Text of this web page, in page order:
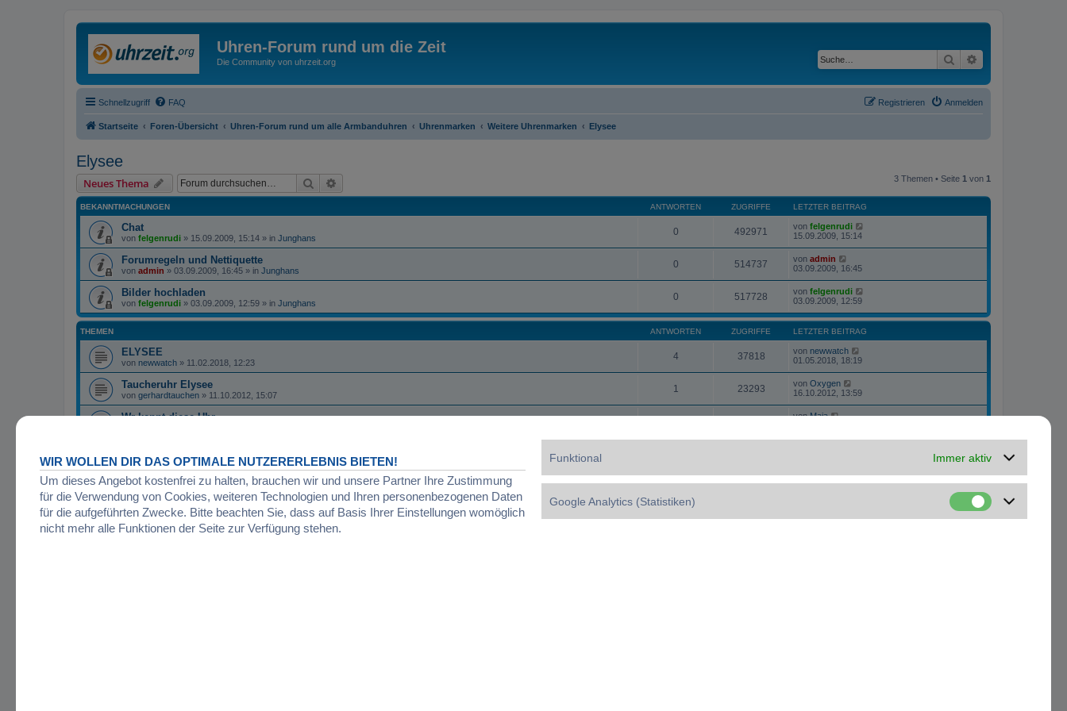
Uhren-Forum rund um die Zeit
Die Community von uhrzeit.org Suche
Schnellzugriff FAQ Anmelden
Registrieren
Startseite Foren-Übersicht Uhren-Forum rund um alle Armbanduhren Uhrenmarken Weitere Uhrenmarken Elysee
Elysee
Neues Thema Suche 3 Themen • Seite 1 von 1
BEKANNTMACHUNGEN ANTWORTEN ZUGRIFFE LETZTER BEITRAG
Chat
von felgenrudi » 15.09.2009, 15:14 » in Junghans
0 492971 von felgenrudi
15.09.2009, 15:14
Forumregeln und Nettiquette
von admin » 03.09.2009, 16:45 » in Junghans
0 514737 von admin
03.09.2009, 16:45
Bilder hochladen
von felgenrudi » 03.09.2009, 12:59 » in Junghans
0 517728 von felgenrudi
03.09.2009, 12:59
THEMEN ANTWORTEN ZUGRIFFE LETZTER BEITRAG
ELYSEE
von newwatch » 11.02.2018, 12:23
4 37818 von newwatch
01.05.2018, 18:19
Taucheruhr Elysee
von gerhardtauchen » 11.10.2012, 15:07
1 23293 von Oxygen
16.10.2012, 13:59
Wr kennt diese Uhr vonMaja
Neues Thema
Zurück zur Foren-Übersicht Gehe zu
BERECHTIGUNGEN IN DIESEM FORUM
Du darfstkeineneuen Themen in diesem Forum erstellen.
WIR WOLLEN DIR DAS OPTIMALE NUTZERERLEBNIS BIETEN!
Um dieses Angebot kostenfrei zu halten, brauchen wir und unsere Partner Ihre Zustimmung
für die Verwendung von Cookies, weiteren Technologien und Ihren personenbezogenen Daten
für die aufgeführten Zwecke. Bitte beachten Sie, dass auf Basis Ihrer Einstellungen womöglich
nicht mehr alle Funktionen der Seite zur Verfügung stehen.
Funktional Immer aktiv
Google Analytics (Statistiken)